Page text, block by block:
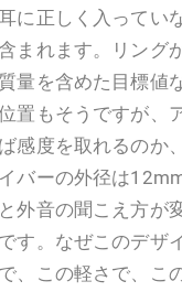
に正しく入ってい
まれます。リング
量を含めた目標値
置もそうですが、
感度を取れるのか
バーの外径は
外音の聞こえ方が
す。なぜこのデザ
、この軽さで、こ